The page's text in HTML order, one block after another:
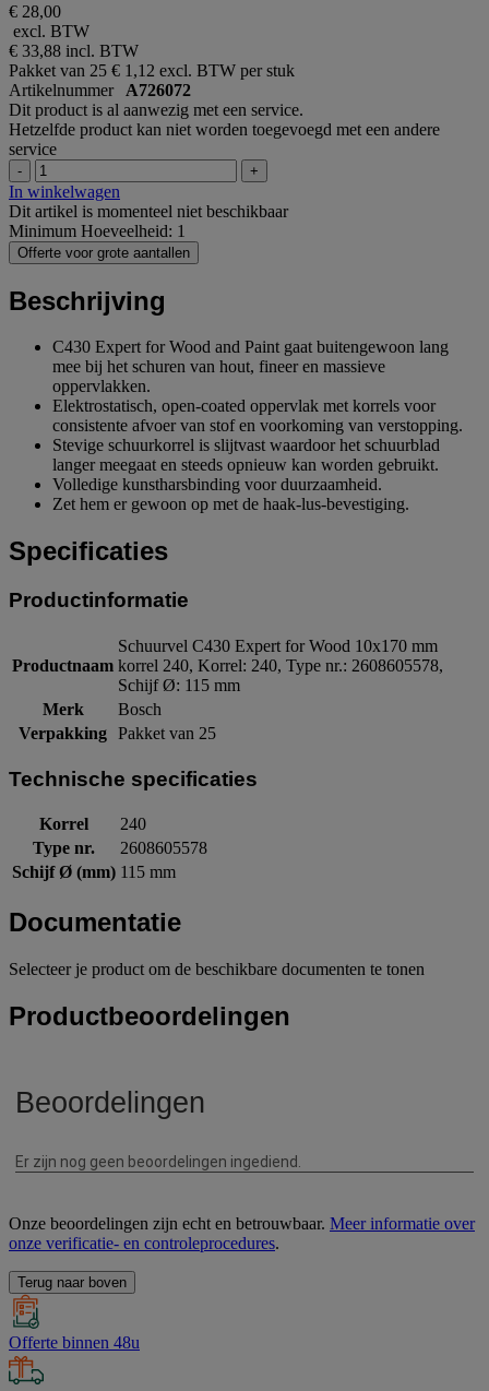
€ 28,00
excl. BTW
€ 33,88 incl. BTW
Pakket van 25 € 1,12 excl. BTW per stuk
Artikelnummer A726072
Dit product is al aanwezig met een service.
Hetzelfde product kan niet worden toegevoegd met een andere
service
- +
In winkelwagen
Dit artikel is momenteel niet beschikbaar
Minimum Hoeveelheid: 1
Offerte voor grote aantallen
Beschrijving
C430 Expert for Wood and Paint gaat buitengewoon lang
mee bij het schuren van hout, fineer en massieve
oppervlakken.
Elektrostatisch, open-coated oppervlak met korrels voor
consistente afvoer van stof en voorkoming van verstopping.
Stevige schuurkorrel is slijtvast waardoor het schuurblad
langer meegaat en steeds opnieuw kan worden gebruikt.
Volledige kunstharsbinding voor duurzaamheid.
Zet hem er gewoon op met de haak-lus-bevestiging.
Specificaties
Productinformatie
Productnaam
Schuurvel C430 Expert for Wood 10x170 mm
korrel 240, Korrel: 240, Type nr.: 2608605578,
Schijf Ø: 115 mm
Merk
Bosch
Verpakking Pakket van 25
Technische specificaties
Korrel
240
Type nr.
2608605578
Schijf Ø (mm) 115 mm
Documentatie
Selecteer je product om de beschikbare documenten te tonen
Productbeoordelingen
Onze beoordelingen zijn echt en betrouwbaar. Meer informatie over
onze verificatie- en controleprocedures.
Terug naar boven
Offerte binnen 48u